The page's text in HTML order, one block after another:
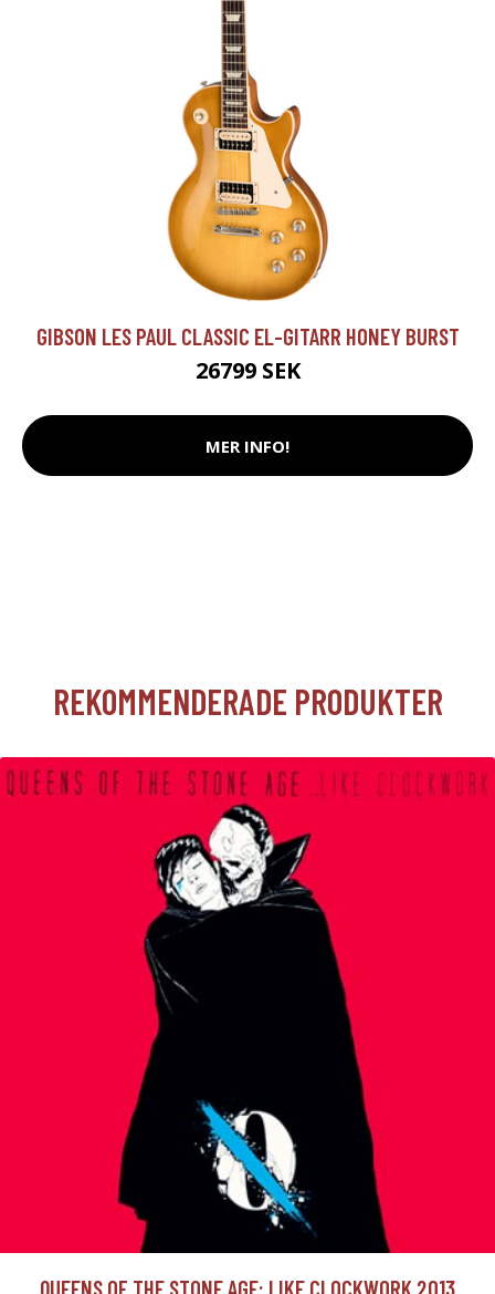
GIBSON LES PAUL CLASSIC EL-GITARR HONEY BURST
26799 SEK
MER INFO!
REKOMMENDERADE PRODUKTER
QUEENS OF THE STONE AGE: LIKE CLOCKWORK 2013